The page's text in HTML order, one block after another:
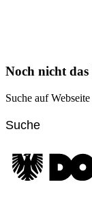
Noch nicht
Suche auf Webseite